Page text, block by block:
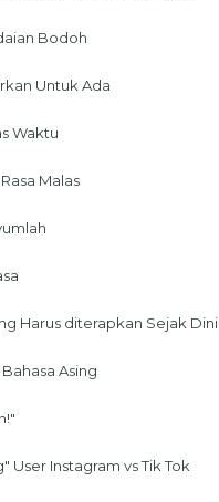
Bodoh
Untuk Ada
Waktu
Malas
Harus diterapkan Sejak Dini
Asing
User Instagram vs Tik Tok